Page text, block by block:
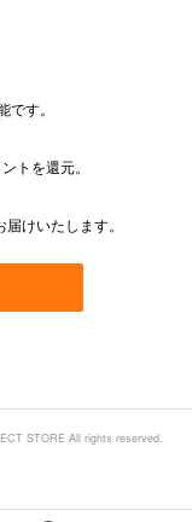
す。
トを還元。
けいたします。
STORE All rights reserved.